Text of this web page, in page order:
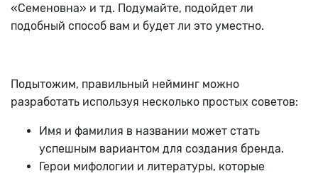
«Семеновна» и тд. Подумайте, подойдет ли
подобный способ вам и будет ли это уместно.
Подытожим, правильный нейминг можно
разработать используя несколько простых советов:
Имя и фамилия в названии может стать
успешным вариантом для создания бренда.
Герои мифологии и литературы, которые